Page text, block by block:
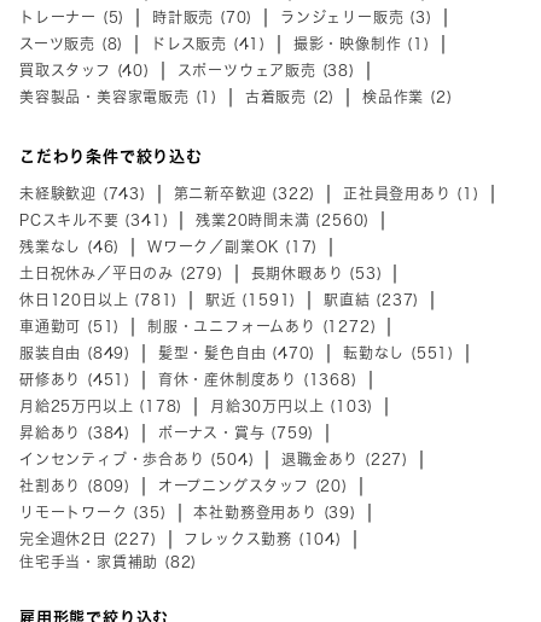
トレーナー (5)
時計販売 (70)
ランジェリー販売 (3)
スーツ販売 (8)
ドレス販売 (41)
撮影・映像制作 (1)
買取スタッフ (40)
スポーツウェア販売 (38)
美容製品・美容家電販売 (1)
古着販売 (2) 検品作業 (2)
こだわり条件で絞り込む
未経験歓迎 (743) 第二新卒歓迎 (322)
正社員登用あり (1)
PCスキル不要 (341)
残業20時間未満 (2560)
残業なし (46)
Wワーク／副業OK (17)
土日祝休み／平日のみ (279)
長期休暇あり (53)
休日120日以上 (781)
駅近 (1591)
駅直結 (237)
車通勤可 (51)
制服・ユニフォームあり (1272)
服装自由 (849)
髪型・髪色自由 (470)
転勤なし (551)
研修あり (451)
育休・産休制度あり (1368)
月給25万円以上 (178)
月給30万円以上 (103)
昇給あり (384)
ボーナス・賞与 (759)
インセンティブ・歩合あり (504)
退職金あり (227)
社割あり (809)
オープニングスタッフ (20)
リモートワーク (35)
本社勤務登用あり (39)
完全週休2日 (227)
フレックス勤務 (104)
住宅手当・家賃補助 (82)
雇用形態で絞り込む